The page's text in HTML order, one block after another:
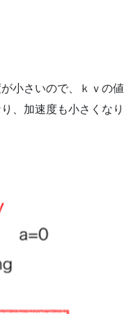
小さいので、ｋｖの値
、加速度も小さくなり